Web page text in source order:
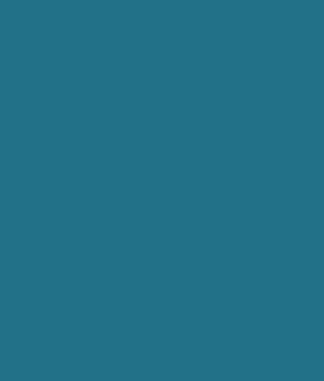
crítico do neoliberalismo
obras que o abordam
pesquisas sobre o
obras anteriores a esse
no país. Muitas outras
de colocar à disposição, num
para uma compreensão política
um programa de
Hegel, é preciso fazer o trabalho
Como Gramsci, sem uma
hegemônico.